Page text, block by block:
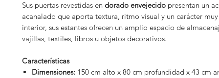
Sus puertas revestidas en dorado envejecido presentan un
acanalado que aporta textura, ritmo visual y un carácter
interior, sus estantes ofrecen un amplio espacio de
vajillas, textiles, libros u objetos decorativos.
Características
Dimensiones: 150 cm alto x 80 cm profundidad x 43 cm